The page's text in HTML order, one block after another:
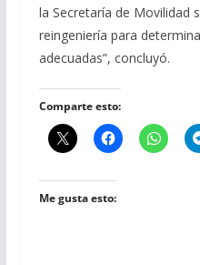
la Secretaría de Movilidad
reingeniería para
adecuadas”, concluyó.
Comparte esto:
Me gusta esto: